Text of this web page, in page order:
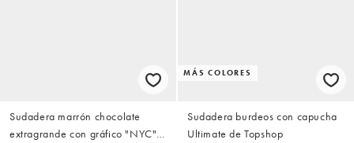
Sudadera marrón chocolate
extragrande con gráfico "NYC"
MÁS COLORES
Sudadera burdeos con capucha
Ultimate de Topshop